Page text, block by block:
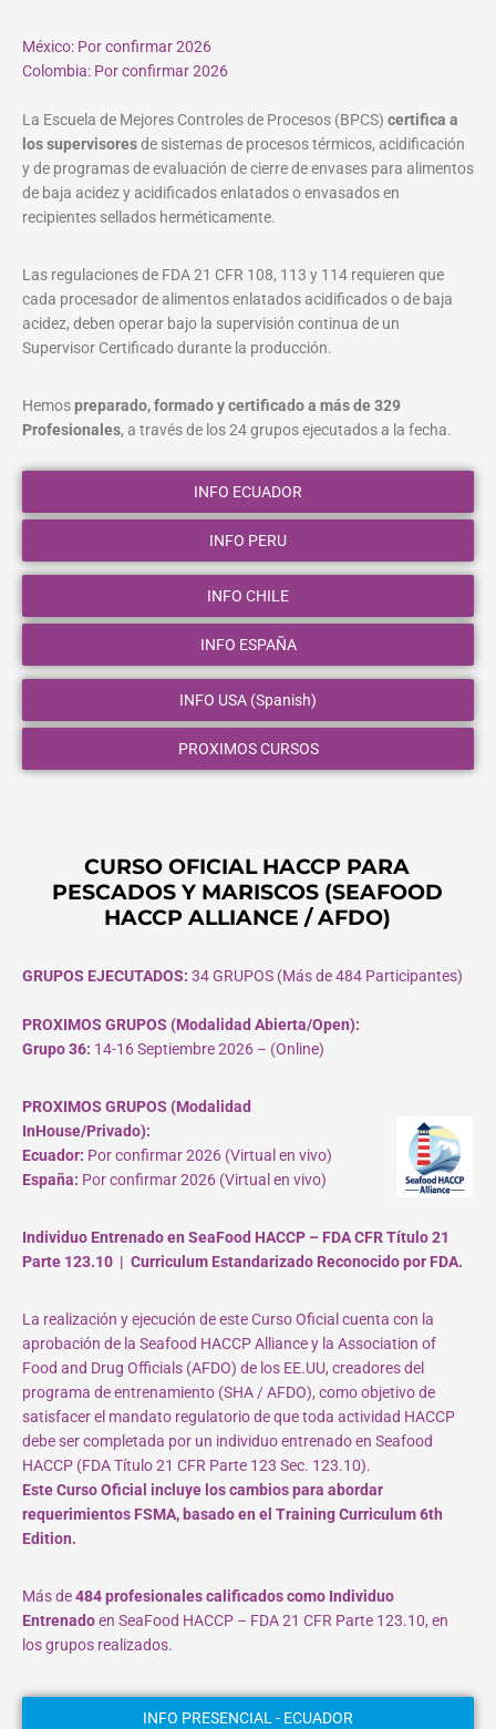
México: Por confirmar 2026
Colombia: Por confirmar 2026
La Escuela de Mejores Controles de Procesos (BPCS) certifica a
los supervisoresde sistemas de procesos térmicos, acidificación
y de programas de evaluación de cierre de envases para alimentos
de baja acidez y acidificados enlatados o envasados en
recipientes sellados herméticamente.
Las regulaciones de FDA 21 CFR 108, 113 y 114 requieren que
cada procesador de alimentos enlatados acidificados o de baja
acidez, deben operar bajo la supervisión continua de un
Supervisor Certificado durante la producción.
Hemospreparado, formado y certificado a más de 329
Profesionales, a través de los 24 grupos ejecutados a la fecha.
INFO ECUADOR
INFO PERU
INFO CHILE
INFO ESPAÑA
INFO USA (Spanish)
PROXIMOS CURSOS
CURSO OFICIAL HACCP PARA
PESCADOS Y MARISCOS (SEAFOOD
HACCP ALLIANCE / AFDO)
GRUPOS EJECUTADOS: 34 GRUPOS (Más de 484 Participantes)
PROXIMOS GRUPOS (Modalidad Abierta/Open):
Grupo 36: 14-16 Septiembre 2026 – (Online)
PROXIMOS GRUPOS (Modalidad
InHouse/Privado):
Ecuador: Por confirmar 2026 (Virtual en vivo)
España: Por confirmar 2026 (Virtual en vivo)
Individuo Entrenado en SeaFood HACCP – FDA CFR Título 21
Parte 123.10 | Curriculum Estandarizado Reconocido por FDA.
La realización y ejecución de este Curso Oficial cuenta con la
aprobación de la Seafood HACCP Alliance y la Association of
Food and Drug Officials (AFDO) de los EE.UU, creadores del
programa de entrenamiento (SHA / AFDO), como objetivo de
satisfacer el mandato regulatorio de que toda actividad HACCP
debe ser completada por un individuo entrenado en Seafood
HACCP (FDA Título 21 CFR Parte 123 Sec. 123.10).
Este Curso Oficial incluye los cambios para abordar
requerimientos FSMA, basado en el Training Curriculum 6th
Edition.
Más de484 profesionales calificados como Individuo
Entrenadoen SeaFood HACCP – FDA 21 CFR Parte 123.10, en
los grupos realizados.
INFO PRESENCIAL - ECUADOR